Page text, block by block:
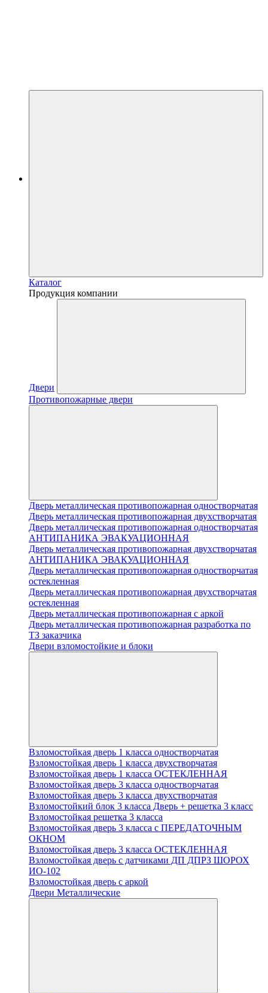
Каталог
Продукция компании
Двери
Противопожарные двери
Дверь металлическая противопожарная одностворчатая
Дверь металлическая противопожарная двухстворчатая
Дверь металлическая противопожарная одностворчатая
АНТИПАНИКА ЭВАКУАЦИОННАЯ
Дверь металлическая противопожарная двухстворчатая
АНТИПАНИКА ЭВАКУАЦИОННАЯ
Дверь металлическая противопожарная одностворчатая
остекленная
Дверь металлическая противопожарная двухстворчатая
остекленная
Дверь металлическая противопожарная с аркой
Дверь металлическая противопожарная разработка по
ТЗ заказчика
Двери взломостойкие и блоки
Взломостойкая дверь 1 класса одностворчатая
Взломостойкая дверь 1 класса двухстворчатая
Взломостойкая дверь 1 класса ОСТЕКЛЕННАЯ
Взломостойкая дверь 3 класса одностворчатая
Взломостойкая дверь 3 класса двухстворчатая
Взломостойкий блок 3 класса Дверь + решетка 3 класс
Взломостойкая решетка 3 класса
Взломостойкая дверь 3 класса с ПЕРЕДАТОЧНЫМ
ОКНОМ
Взломостойкая дверь 3 класса ОСТЕКЛЕННАЯ
Взломостойкая дверь с датчиками ДП ДПРЗ ШОРОХ
ИО-102
Взломостойкая дверь с аркой
Двери Металлические